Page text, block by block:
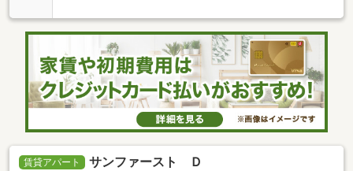
賃貸アパート サンファースト Ｄ